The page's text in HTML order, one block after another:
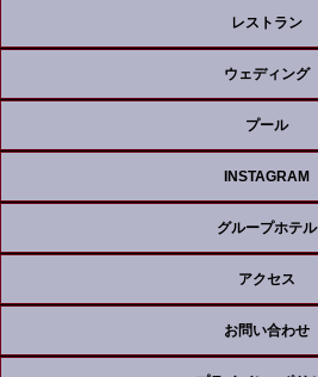
レストラン
ウェディング
プール
INSTAGRAM
グループホテル
アクセス
お問い合わせ